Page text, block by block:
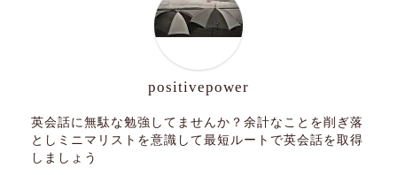
positivepower
英会話に無駄な勉強してませんか？余計なことを削ぎ落
としミニマリストを意識して最短ルートで英会話を取得
しましょう